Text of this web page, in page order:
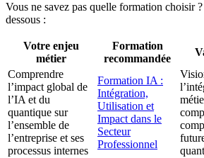
Vous ne savez pas quelle formation choisir
dessous :
Votre enjeu
métier
Formation
recommandée
Comprendre
l’impact global de
l’IA et du
quantique sur
l’ensemble de
l’entreprise et ses
processus internes
Formation IA :
Intégration,
Utilisation et
Impact dans le
Secteur
Professionnel